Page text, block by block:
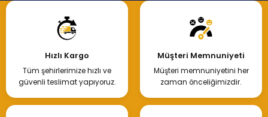
Hızlı Kargo
Tüm şehirlerimize hızlı ve
güvenli teslimat yapıyoruz.
Müşteri Memnuniyeti
Müşteri memnuniyetini her
zaman önceliğimizdir.